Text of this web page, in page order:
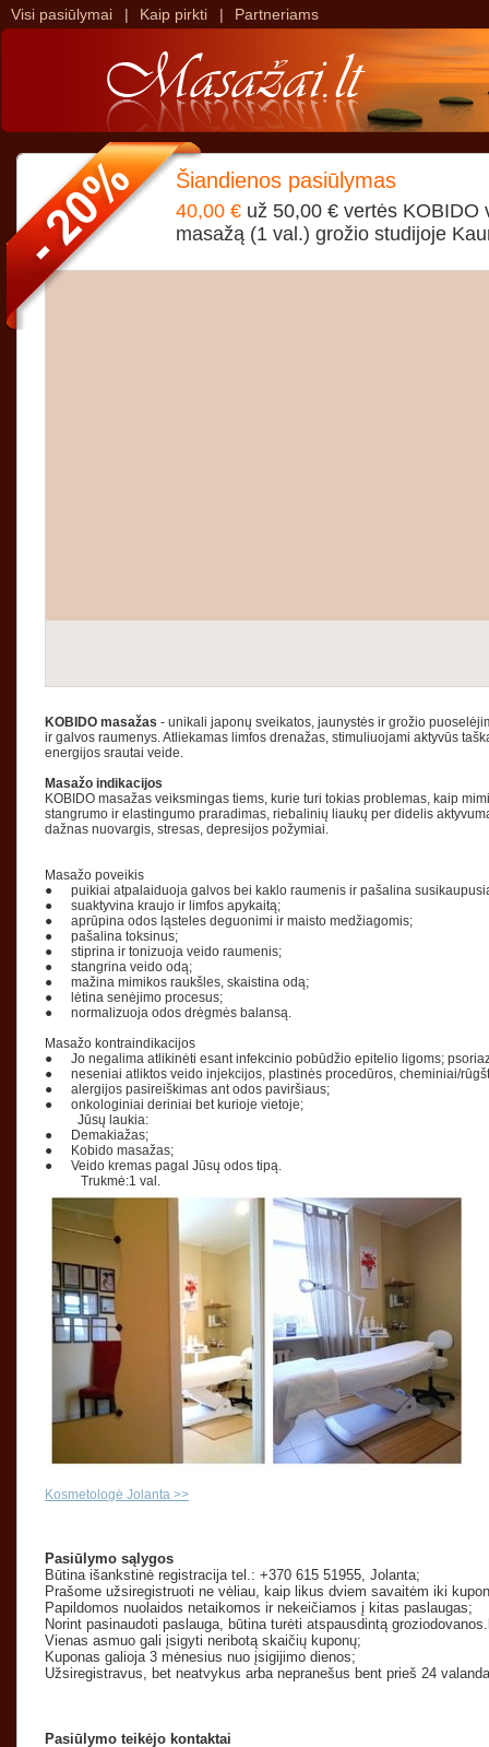
Visi pasiūlymai | Kaip pirkti | Partneriams
Šiandienos pasiūlymas
40,00 € už 50,00 € vertės KOBIDO
masažą (1 val.) grožio studijoje
KOBIDO masažas - unikali japonų sveikatos, jaunystės ir grožio
ir galvos raumenys. Atliekamas limfos drenažas, stimuliuojami aktyvūs
energijos srautai veide.
Masažo indikacijos
KOBIDO masažas veiksmingas tiems, kurie turi tokias problemas, kaip
stangrumo ir elastingumo praradimas, riebalinių liaukų per didelis
dažnas nuovargis, stresas, depresijos požymiai.
Masažo poveikis
●
puikiai atpalaiduoja galvos bei kaklo raumenis ir pašalina
●
suaktyvina kraujo ir limfos apykaitą;
●
aprūpina odos ląsteles deguonimi ir maisto medžiagomis;
●
pašalina toksinus;
●
stiprina ir tonizuoja veido raumenis;
●
stangrina veido odą;
●
mažina mimikos raukšles, skaistina odą;
●
lėtina senėjimo procesus;
●
normalizuoja odos drėgmės balansą.
Masažo kontraindikacijos
●
Jo negalima atlikinėti esant infekcinio pobūdžio epitelio ligoms;
●
neseniai atliktos veido injekcijos, plastinės procedūros, cheminiai/
●
alergijos pasireiškimas ant odos paviršiaus;
●
onkologiniai deriniai bet kurioje vietoje;
Jūsų laukia:
●
Demakiažas;
●
Kobido masažas;
●
Veido kremas pagal Jūsų odos tipą.
Trukmė:1 val.
Kosmetologė Jolanta >>
Pasiūlymo sąlygos
Būtina išankstinė registracija tel.: +370 615 51955, Jolanta;
Prašome užsiregistruoti ne vėliau, kaip likus dviem savaitėm iki
Papildomos nuolaidos netaikomos ir nekeičiamos į kitas paslaugas;
Norint pasinaudoti paslauga, būtina turėti atspausdintą
Vienas asmuo gali įsigyti neribotą skaičių kuponų;
Kuponas galioja 3 mėnesius nuo įsigijimo dienos;
Užsiregistravus, bet neatvykus arba nepranešus bent prieš 24
Pasiūlymo teikėjo kontaktai